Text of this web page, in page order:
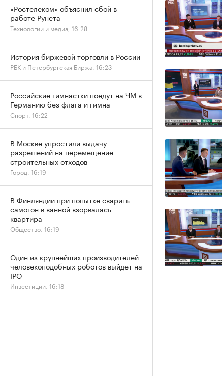
«Ростелеком» объяснил сбой в
работе Рунета
Технологии и медиа, 16:28
История биржевой торговли в России
РБК и Петербургская Биржа, 16:23
Российские гимнастки поедут на ЧМ в
Германию без флага и гимна
Спорт, 16:22
В Москве упростили выдачу
разрешений на перемещение
строительных отходов
Город, 16:19
В Финляндии при попытке сварить
самогон в ванной взорвалась
квартира
Общество, 16:19
Один из крупнейших производителей
человекоподобных роботов выйдет на
IPO
Инвестиции, 16:18